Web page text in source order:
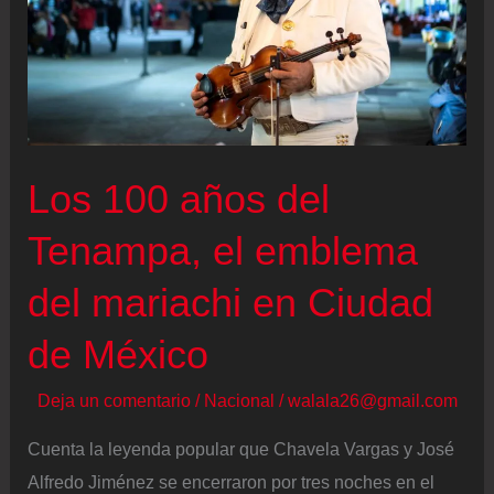
Los 100 años del
Tenampa, el emblema
del mariachi en Ciudad
de México
Deja un comentario / Nacional /walala26@gmail.com
Cuenta la leyenda popular que Chavela Vargas y José
Alfredo Jiménez se encerraron por tres noches en el